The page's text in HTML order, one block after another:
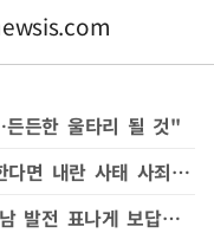
든한 울타리 될 것"
與, '정청래 걱정' 국힘에 "협치 원한다면 내란 사태 사죄하라"
취임 첫 일정 나주 찾은 정청래 "호남 발전 표나게 보답해주고 싶다"